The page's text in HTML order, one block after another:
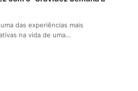
das experiências mais
na vida de uma…